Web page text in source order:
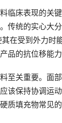
临床表现的关
传统的实心大
在受到外力时
品的抗位移能
至关重要。面
该保持协调运动
质填充物常见的